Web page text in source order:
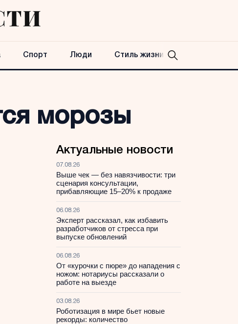
Спорт Люди Стиль жизни
морозы
Актуальные новости
07.08.26
Выше чек — без навязчивости: три
сценария консультации,
прибавляющие 15–20% к продаже
06.08.26
Эксперт рассказал, как избавить
разработчиков от стресса при
выпуске обновлений
06.08.26
От «курочки с пюре» до нападения с
ножом: нотариусы рассказали о
работе на выезде
03.08.26
Роботизация в мире бьет новые
рекорды: количество